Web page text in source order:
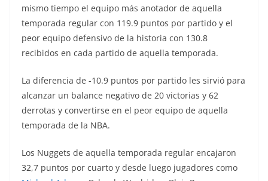
mismo tiempo el equipo más anotador de aquella
temporada regular con 119.9 puntos por partido y el
peor equipo defensivo de la historia con 130.8
recibidos en cada partido de aquella temporada.
La diferencia de -10.9 puntos por partido les sirvió para
alcanzar un balance negativo de 20 victorias y 62
derrotas y convertirse en el peor equipo de aquella
temporada de la NBA.
Los Nuggets de aquella temporada regular encajaron
32,7 puntos por cuarto y desde luego jugadores como